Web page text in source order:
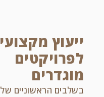
ייעוץ מקצועי
לפרויקטים
מוגדרים
בשלבים הראשוניים של